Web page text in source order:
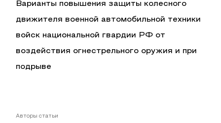
Варианты повышения защиты колесного
движителя военной автомобильной техники
войск национальной гвардии РФ от
воздействия огнестрельного оружия и при
подрыве
Авторы статьи